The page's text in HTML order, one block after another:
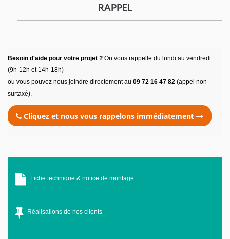
RAPPEL
Besoin d'aide pour votre projet ? On vous rappelle du lundi au vendredi
(9h-12h et 14h-18h)
ou vous pouvez nous joindre directement au 09 72 16 47 82 (appel non
surtaxé).
Cliquez et nous vous rappelons immédiatement
Fiche technique & notice de montage
Réalisations de nos clients